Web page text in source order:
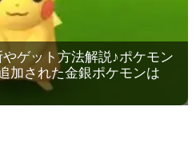
ゲット方法解説♪ポケモン
加された金銀ポケモンは